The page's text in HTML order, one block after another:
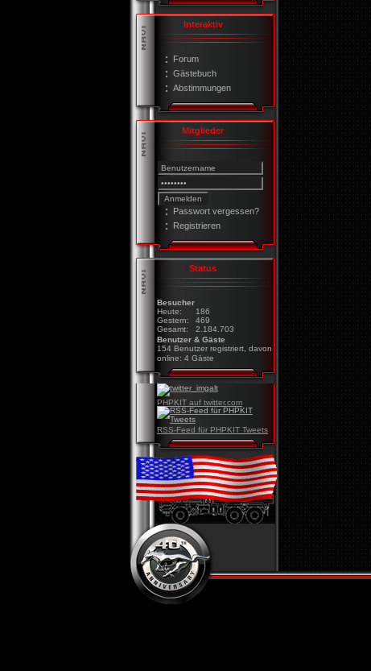
Interaktiv
Forum
Gästebuch
Abstimmungen
Mitglieder
Passwort vergessen?
Registrieren
Status
Besucher
Heute:
186
Gestern:
469
Gesamt:
2.184.703
Benutzer & Gäste
154 Benutzer registriert, davon
online: 4 Gäste
PHPKIT auf twitter.com
RSS-Feed für PHPKIT Tweets